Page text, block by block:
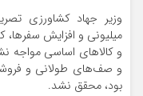
وزیر جهاد کشاورزی
میلیونی و افزایش سفرها،
و کالاهای اساسی مواجه
و صف‌های طولانی و
بود، محقق نشد.